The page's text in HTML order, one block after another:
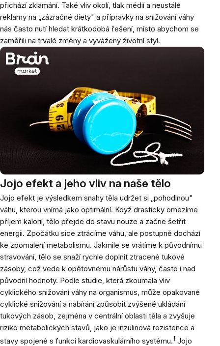
přichází zklamání. Také vliv okolí, tlak médií a neustálé
reklamy na „zázračné diety" a přípravky na snižování váhy
nás často nutí hledat krátkodobá řešení, místo abychom se
zaměřili na trvalé změny a vyvážený životní styl.
Jojo efekt a jeho vliv na naše tělo
Jojo efekt je výsledkem snahy těla udržet si „pohodlnou"
váhu, kterou vnímá jako optimální. Když drasticky omezíme
příjem kalorií, tělo přejde do stavu nouze a začne šetřit
energii. Zpočátku sice ztrácíme váhu, ale postupně dochází
ke zpomalení metabolismu. Jakmile se vrátíme k původnímu
stravování, tělo se snaží rychle doplnit ztracené tukové
zásoby, což vede k opětovnému nárůstu váhy, často i nad
původní hodnoty. Podle studie, která zkoumala vliv
cyklického snižování váhy na organismus, může opakované
cyklické snižování a nabírání způsobit zvýšené ukládání
tukových zásob, zejména v centrální oblasti těla a zvyšuje
riziko metabolických stavů, jako je inzulinová rezistence a
stavy spojené s funkcí kardiovaskulárního systému.1 Jojo